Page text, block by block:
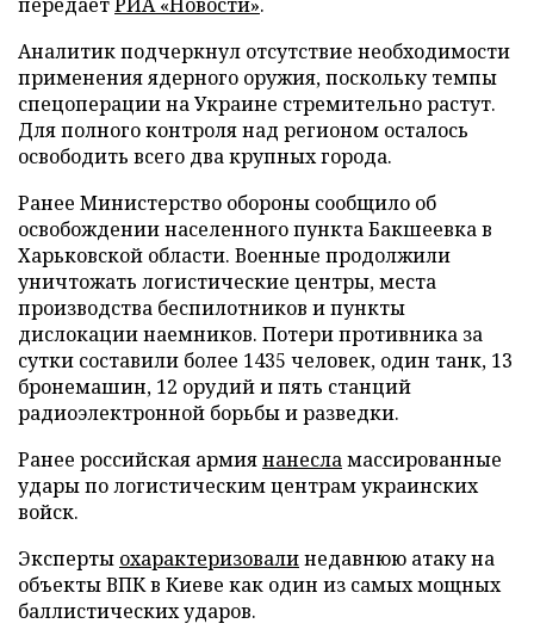
Аналитик подчеркнул отсутствие необходимости
применения ядерного оружия, поскольку темпы
спецоперации на Украине стремительно растут.
Для полного контроля над регионом осталось
освободить всего два крупных города.
Ранее Министерство обороны сообщило об
освобождении населенного пункта Бакшеевка в
Харьковской области. Военные продолжили
уничтожать логистические центры, места
производства беспилотников и пункты
дислокации наемников. Потери противника за
сутки составили более 1435 человек, один танк, 13
бронемашин, 12 орудий и пять станций
радиоэлектронной борьбы и разведки.
Ранее российская армиянанесламассированные
удары по логистическим центрам украинских
войск.
Эксперты охарактеризовалинедавнюю атаку на
объекты ВПК в Киеве как один из самых мощных
баллистических ударов.